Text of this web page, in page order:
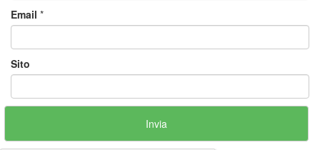
Email *
Sito